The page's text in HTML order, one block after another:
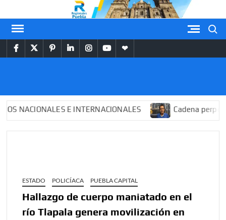
al
contenido
facebooktwitterpinterest
linkedininstagram
youtubethemespiral
PUEBLA
E INTERNACIONALES Cadena perpetua
ESTADO POLICÍACA PUEBLA CAPITAL
Hallazgo de cuerpo maniatado en el
río Tlapala genera movilización en